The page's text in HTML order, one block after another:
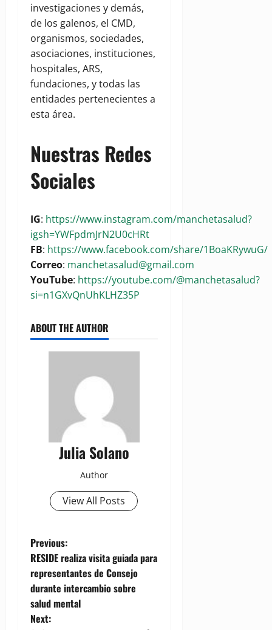
investigaciones y demás,
de los galenos, el CMD,
organismos, sociedades,
asociaciones, instituciones,
hospitales, ARS,
fundaciones, y todas las
entidades pertenecientes a
esta área.
Nuestras Redes
Sociales
IG: https://www.instagram.com/manchetasalud?
igsh=YWFpdmJrN2U0cHRt
FB: https://www.facebook.com/share/1BoaKRywuG/
Correo: manchetasalud@gmail.com
YouTube: https://youtube.com/@manchetasalud?
si=n1GXvQnUhKLHZ35P
ABOUT THE AUTHOR
Julia Solano
Author
View All Posts
P
o
s
t
Previous:
RESIDE realiza visita guiada para
representantes de Consejo
durante intercambio sobre
salud mental
Next: